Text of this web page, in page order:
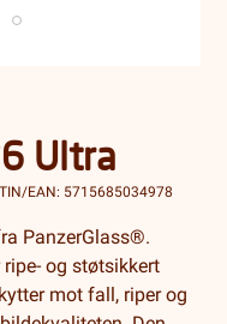
Ultra
EAN: 5715685034978
PanzerGlass®.
og støtsikkert
mot fall, riper og